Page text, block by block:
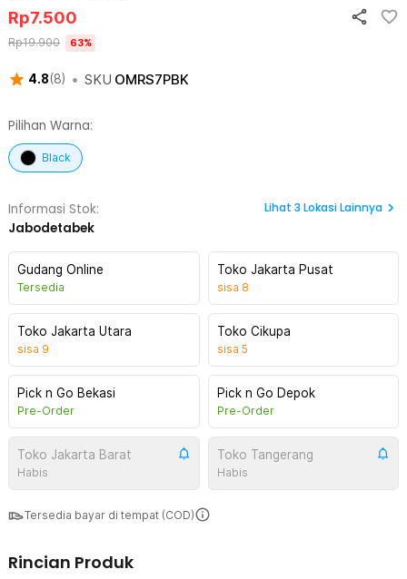
4.8(8) • SKU OMRS7PBK
Rp7.500
Rp19.900 63%
Pilihan Warna:
Black
Informasi Stok:
Jabodetabek
Lihat 3 Lokasi Lainnya
Gudang Online
Tersedia
Toko Jakarta Pusat
sisa 8
Toko Jakarta Utara
sisa 9
Toko Cikupa
sisa 5
Pick n Go Bekasi
Pre-Order
Pick n Go Depok
Pre-Order
Toko Jakarta Barat
Habis
Toko Tangerang
Habis
Tersedia bayar di tempat (COD)
Rincian Produk